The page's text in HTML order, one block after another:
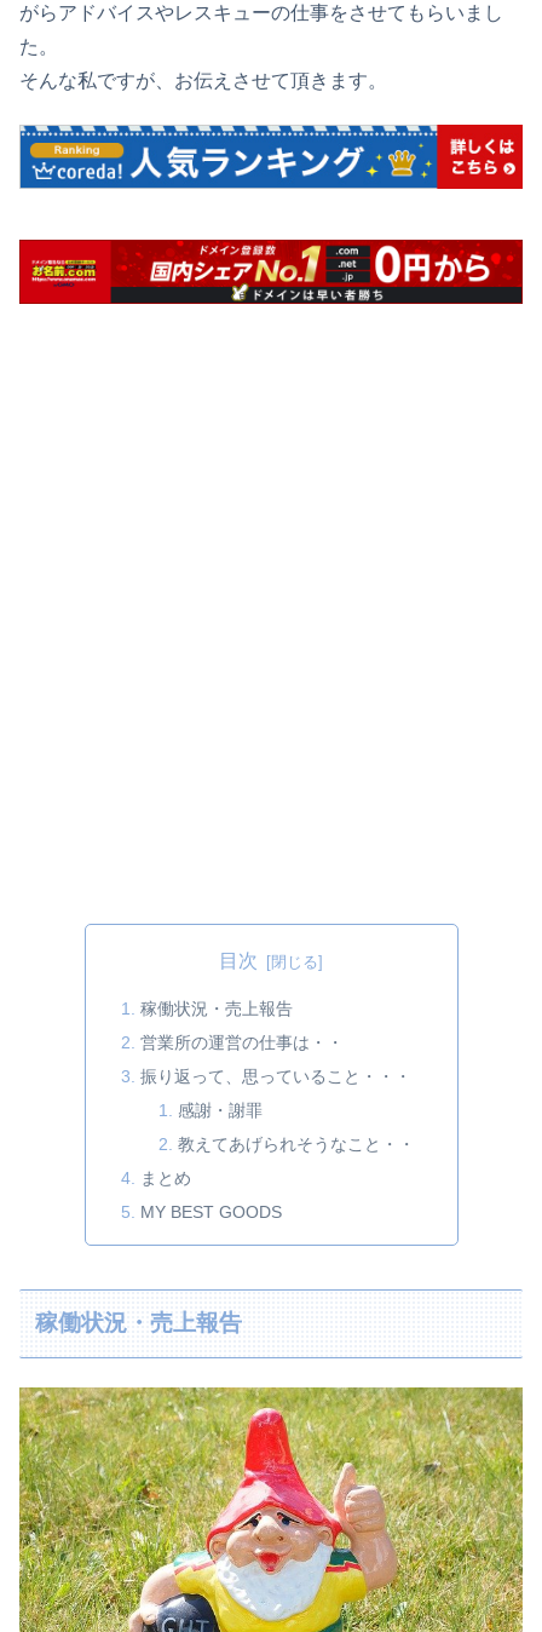
がらアドバイスやレスキューの仕事をさせてもらいまし
た。
そんな私ですが、お伝えさせて頂きます。
目次
稼働状況・売上報告
営業所の運営の仕事は・・
振り返って、思っていること・・・
感謝・謝罪
教えてあげられそうなこと・・
まとめ
MY BEST GOODS
稼働状況・売上報告